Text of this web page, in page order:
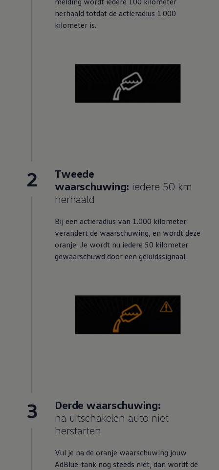
herhaald totdat de actieradius 1.000
kilometer is.
2
Tweede
waarschuwing: iedere 50 km
herhaald
Bij een actieradius van 1.000 kilometer
verandert de waarschuwing, en wordt deze
oranje. Je wordt nu iedere 50 kilometer
gewaarschuwd door een geluidssignaal.
3
Derde waarschuwing:
na uitschakelen auto niet
herstarten
Vul je na de oranje waarschuwing jouw
AdBlue-tank nog steeds niet, dan wordt de